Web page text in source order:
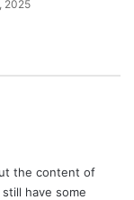
2025
the content of
have some